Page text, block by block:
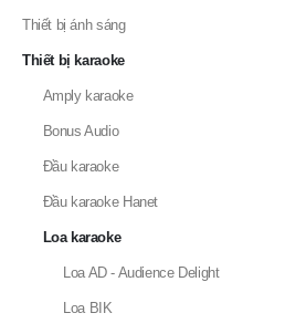
Thiết bị ánh sáng
Thiết bị karaoke
Amply karaoke
Bonus Audio
Đầu karaoke
Đầu karaoke Hanet
Loa karaoke
Loa AD - Audience Delight
Loa BIK